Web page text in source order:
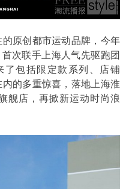
的原创都市运动品牌，今年
次联手上海人气先驱跑团
了包括限定款系列、店铺
的多重惊喜，落地上海淮
舰店，再掀新运动时尚浪